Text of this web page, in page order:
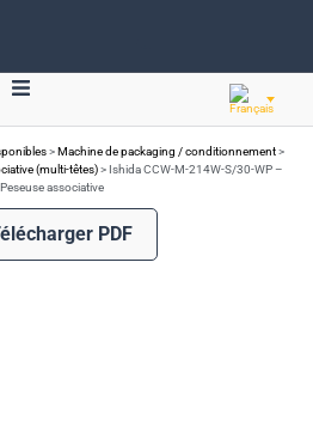
>Machine de packaging / conditionnement>
(multi-têtes)> Ishida CCW-M-214W-S/30-WP –
Peseuse associative
PDF